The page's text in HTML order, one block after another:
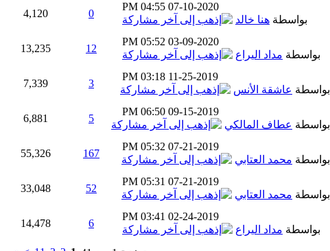
07-10-2020
04:55 PM
بواسطة هنا خالد
0
4,120
03-09-2020
05:52 PM
بواسطة مداد اليراع
12
13,235
11-25-2019
03:18 PM
بواسطة عاشقة الأنس
3
7,339
09-15-2019
06:50 PM
بواسطة عطاف المالكي
5
6,881
07-21-2019
05:32 PM
بواسطة محمد العتابي
167
55,326
07-21-2019
05:31 PM
بواسطة محمد العتابي
52
33,048
02-24-2019
03:41 PM
بواسطة مداد اليراع
6
14,478